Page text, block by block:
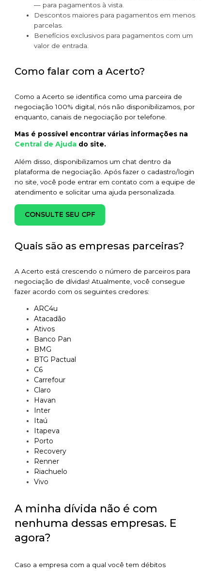
— para pagamentos à vista.
Descontos maiores para pagamentos em menos
parcelas.
Benefícios exclusivos para pagamentos com um
valor de entrada.
Como falar com a Acerto?
Como a Acerto se identifica como uma parceira de
negociação 100% digital, nós não disponibilizamos, por
enquanto, canais de negociação por telefone.
Mas é possível encontrar várias informações na
Central de Ajuda do site.
Além disso, disponibilizamos um chat dentro da
plataforma de negociação. Após fazer o cadastro/login
no site, você pode entrar em contato com a equipe de
atendimento e solicitar uma ajuda personalizada.
CONSULTE SEU CPF
Quais são as empresas parceiras?
A Acerto está crescendo o número de parceiros para
negociação de dívidas! Atualmente, você consegue
fazer acordo com os seguintes credores:
ARC4u
Atacadão
Ativos
Banco Pan
BMG
BTG Pactual
C6
Carrefour
Claro
Havan
Inter
Itaú
Itapeva
Porto
Recovery
Renner
Riachuelo
Vivo
A minha dívida não é com
nenhuma dessas empresas. E
agora?
Caso a empresa com a qual você tem débitos